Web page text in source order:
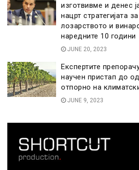
изготвивме и денес
нацрт стратегијата
лозарството и
наредните 10 години
JUNE 20, 2023
Експертите
научен пристап до
отпорно на
JUNE 9, 2023